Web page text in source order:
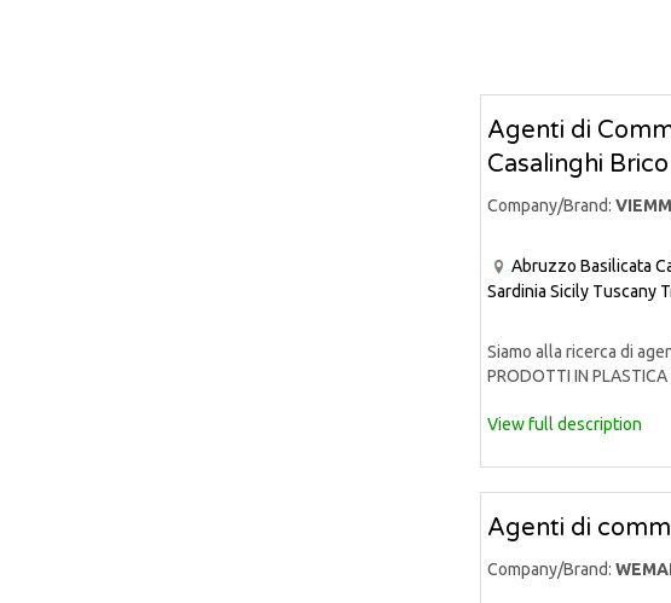
Agenti di
Casalinghi
Company/Brand:
Abruzzo Basilicata
Sardinia Sicily Tuscany
Siamo alla ricerca di
PRODOTTI IN
View full description
Agenti di
Company/Brand: